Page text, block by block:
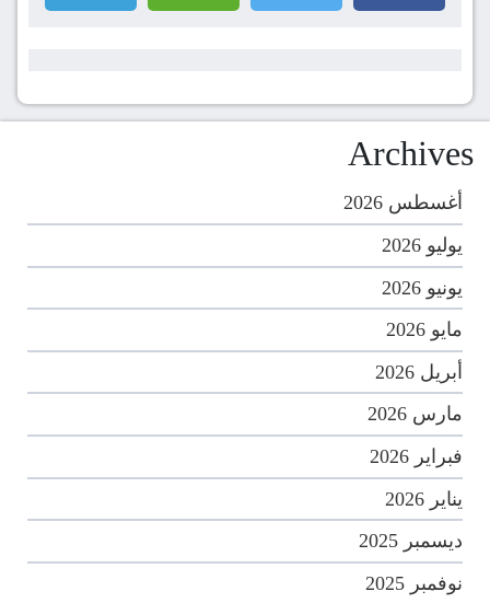
Archives
أغسطس 2026
يوليو 2026
يونيو 2026
مايو 2026
أبريل 2026
مارس 2026
فبراير 2026
يناير 2026
ديسمبر 2025
نوفمبر 2025